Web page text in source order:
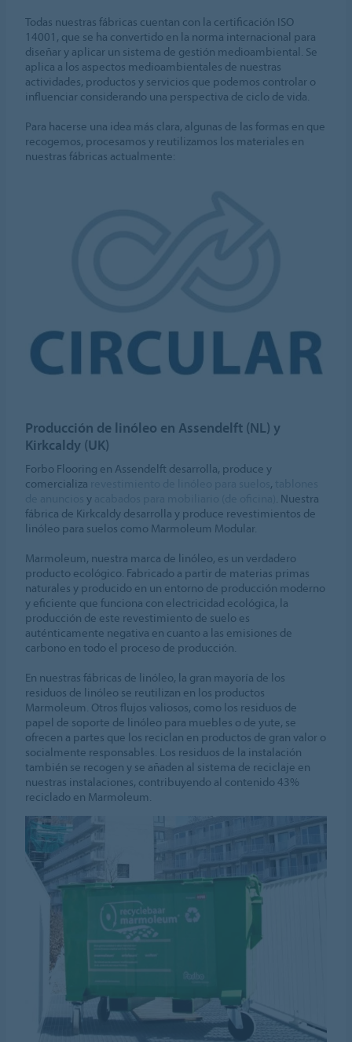
Todas nuestras fábricas cuentan con la certificación ISO
14001, que se ha convertido en la norma internacional para
diseñar y aplicar un sistema de gestión medioambiental. Se
aplica a los aspectos medioambientales de nuestras
actividades, productos y servicios que podemos controlar o
influenciar considerando una perspectiva de ciclo de vida.
Para hacerse una idea más clara, algunas de las formas en que
recogemos, procesamos y reutilizamos los materiales en
nuestras fábricas actualmente:
Producción de linóleo en Assendelft (NL) y
Kirkcaldy (UK)
Forbo Flooring en Assendelft desarrolla, produce y
comercializa
,
y
. Nuestra
fábrica de Kirkcaldy desarrolla y produce revestimientos de
linóleo para suelos como Marmoleum Modular.
Marmoleum, nuestra marca de linóleo, es un verdadero
producto ecológico. Fabricado a partir de materias primas
naturales y producido en un entorno de producción moderno
y eficiente que funciona con electricidad ecológica, la
producción de este revestimiento de suelo es
auténticamente negativa en cuanto a las emisiones de
carbono en todo el proceso de producción.
En nuestras fábricas de linóleo, la gran mayoría de los
residuos de linóleo se reutilizan en los productos
Marmoleum. Otros flujos valiosos, como los residuos de
papel de soporte de linóleo para muebles o de yute, se
ofrecen a partes que los reciclan en productos de gran valor o
socialmente responsables. Los residuos de la instalación
también se recogen y se añaden al sistema de reciclaje en
nuestras instalaciones, contribuyendo al contenido 43%
reciclado en Marmoleum.